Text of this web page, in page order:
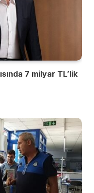
7 milyar TL’lik